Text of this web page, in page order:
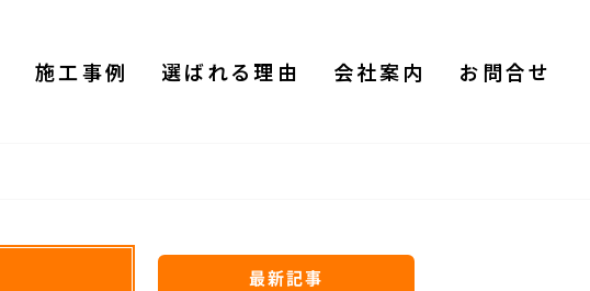
施工事例 選ばれる理由 会社案内 お問合せ
最新記事